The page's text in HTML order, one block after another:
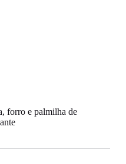
forro e palmilha de